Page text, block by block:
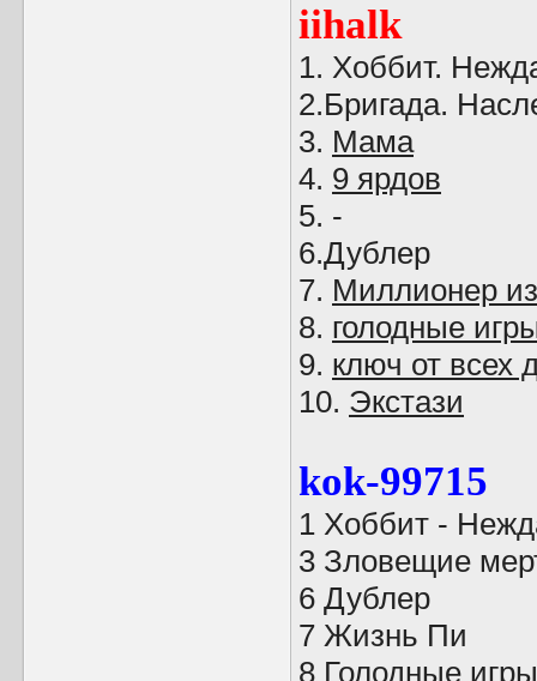
iihalk
1. Хоббит.
2.Бригада.
3. Мама
4. 9 ярдов
5. -
6.Дублер
7. Миллионер
8. голодные
9. ключ от всех
10. Экстази
kok-99715
1 Хоббит -
3 Зловещие
6 Дублер
7 Жизнь Пи
8 Голодные